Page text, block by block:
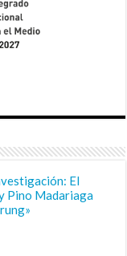
El
Pino Madariaga